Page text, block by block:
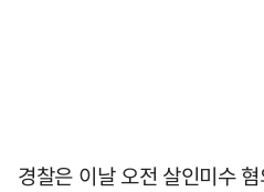
경찰은 이날 오전 살인미수